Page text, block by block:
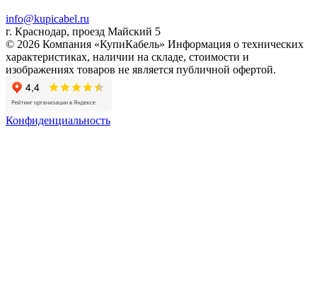
info@kupicabel.ru
г. Краснодар, проезд Майский 5
© 2026 Компания «КупиКабель» Информация о технических
характеристиках, наличии на складе, стоимости и
изображениях товаров не является публичной офертой.
Конфиденциальность